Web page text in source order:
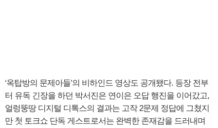
‘옥탑방의 문제아들’의 비하인드 영상도 공개됐다. 등장 전부
터 유독 긴장을 하던 박서진은 연이은 오답 행진을 이어갔고,
얼렁뚱땅 디지털 디톡스의 결과는 고작 2문제 정답에 그쳤지
만 첫 토크쇼 단독 게스트로서는 완벽한 존재감을 드러내며